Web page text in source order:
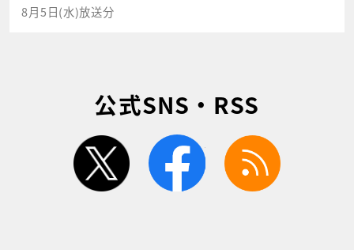
8月5日(水)放送分
公式SNS・RSS
twitter facebook